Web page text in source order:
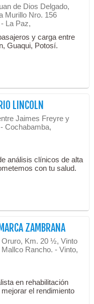
de Dios Delgado,
Murillo Nro. 156
La Paz,
y carga entre
Guaqui, Potosí.
LINCOLN
Jaimes Freyre y
Cochabamba,
análisis clínicos de alta
con tu salud.
ZAMBRANA
Km. 20 ½, Vinto
Rancho. - Vinto,
en rehabilitación
el rendimiento